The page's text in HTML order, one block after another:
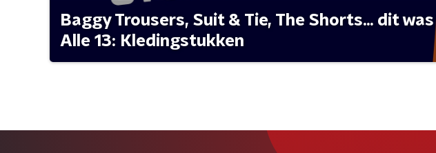
Baggy Trousers, Suit & Tie, The Shorts... dit was
Alle 13: Kledingstukken